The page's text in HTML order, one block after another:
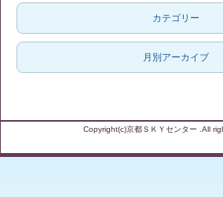
カテゴリー
月別アーカイブ
Copyright(c)京都ＳＫＹセンター .All